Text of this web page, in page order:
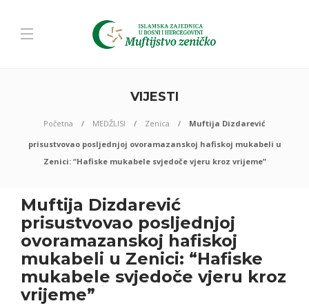
VIJESTI
Početna MEDŽLISI Zenica
Muftija Dizdarević
prisustvovao posljednjoj ovoramazanskoj hafiskoj mukabeli u
Zenici: “Hafiske mukabele svjedoče vjeru kroz vrijeme”
Muftija Dizdarević
prisustvovao posljednjoj
ovoramazanskoj hafiskoj
mukabeli u Zenici: “Hafiske
mukabele svjedoče vjeru kroz
vrijeme”